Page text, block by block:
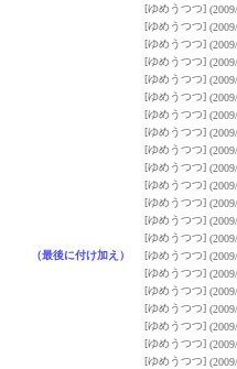
[ゆめうつつ]
[ゆめうつつ]
[ゆめうつつ]
[ゆめうつつ]
[ゆめうつつ]
[ゆめうつつ]
[ゆめうつつ]
[ゆめうつつ]
[ゆめうつつ]
[ゆめうつつ]
[ゆめうつつ]
[ゆめうつつ]
[ゆめうつつ]
[ゆめうつつ]
最後に付け加え） [ゆめうつつ]
[ゆめうつつ]
[ゆめうつつ]
[ゆめうつつ]
[ゆめうつつ]
[ゆめうつつ]
[ゆめうつつ]